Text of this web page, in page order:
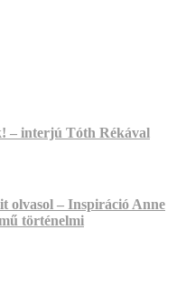
– interjú Tóth Rékával
olvasol – Inspiráció Anne
történelmi